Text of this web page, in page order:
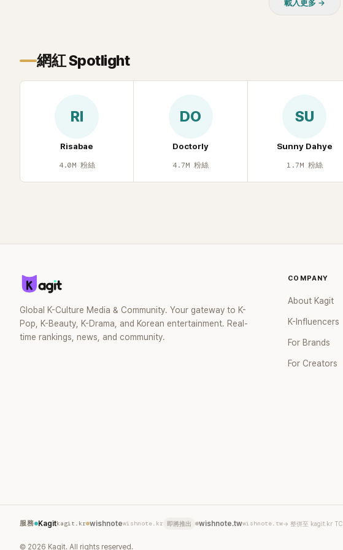
躲，淡定接招，兩人鬥嘴默契十足。 話題
忍不住笑說：「哥怎麼連這個都知道？」李瑞
言，當時確實被質疑動過隆胸手術。她回
憶：「拍了比基尼照片之後，就開始被說是
笑。 事實上，早在 2006 年，李智惠就為
了證明自己沒有「隆乳」，真的召開了一場泳
排攝影機前，面對媒體擺出各種姿勢，畫
面至今仍被網友津津樂道。 這段為平息爭
議、直接公開腋下畫面自證清白的往事再
爆出長達四年的團內霸凌風波，甚至傳出
徐智英母親對李智惠言語辱罵、動手等爭
後，李智惠轉型 solo，靠著綜藝與歌唱實
載入更多 →
網紅 Spotlight
RI
Risabae
4.0M 粉絲
DO
Doctorly
4.7M 粉絲
SU
Sunny Dahye
1.7M 粉絲
Global K-Culture Media & Community. Your gateway to K-
Pop, K-Beauty, K-Drama, and Korean entertainment. Real-
time rankings, news, and community.
COMPANY
About Kagit
K-Influencers
For Brands
For Creators
服務 Kagitkagit.kr wishnotewishnote.kr 即將推出 wishnote.twwishnote.tw→ 整併至 kagit.kr TC
© 2026 Kagit. All rights reserved.